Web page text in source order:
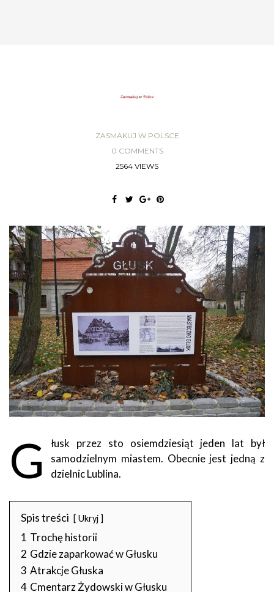
ZASMAKUJ W POLSCE
0 COMMENTS
2564 VIEWS
G
łusk przez sto osiemdziesiąt jeden lat był
samodzielnym miastem. Obecnie jest jedną z
dzielnic Lublina.
Spis treści Ukryj
1 Trochę historii
2 Gdzie zaparkować w Głusku
3 Atrakcje Głuska
4 Cmentarz Żydowski w Głusku